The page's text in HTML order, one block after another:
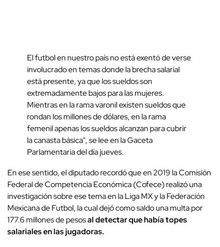
El futbol en nuestro país no está exentó de verse
involucrado en temas donde la brecha salarial
está presente, ya que los sueldos son
extremadamente bajos para las mujeres.
Mientras en la rama varonil existen sueldos que
rondan los millones de dólares, en la rama
femenil apenas los sueldos alcanzan para cubrir
la canasta básica", se lee en la Gaceta
Parlamentaria del día jueves.
En ese sentido, el diputado recordó que en 2019 la Comisión
Federal de Competencia Económica (Cofece) realizó una
investigación sobre ese tema en la Liga MX y la Federación
Mexicana de Futbol, la cual dejó como saldo una multa por
177.6 millones de pesosal detectar que había topes
salariales en las jugadoras.